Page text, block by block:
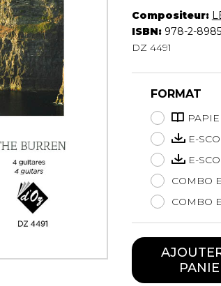
Hautbois
Luth
Mandoline
Piano
Saxophone
Trombone
Trompette
Tuba
Ukulélé
Violon
Violoncelle
Compositeur:
ISBN: 978-2-
DZ 4491
FORMAT
E-
E-
COMBO
COMBO